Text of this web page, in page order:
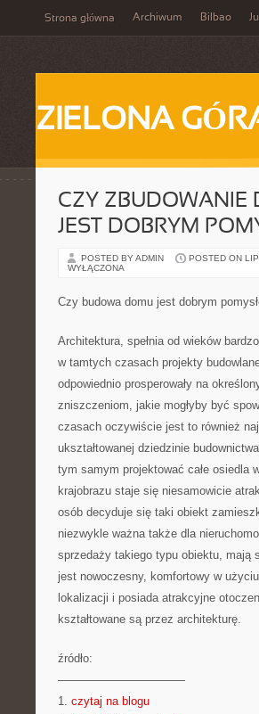
Strona główna Archiwum Bilbao
ZIELONA
CZY ZBUDOWANIE
JEST DOBRYM
POSTED BY ADMIN POSTED ON
WYŁĄCZONA
Czy budowa domu jest dobrym
Architektura, spełnia od wieków
w tamtych czasach projekty
odpowiednio prosperowały na
zniszczeniom, jakie mogłyby być
czasach oczywiście jest to również
ukształtowanej dziedzinie
tym samym projektować całe
krajobrazu staje się niesamowicie
osób decyduje się taki obiekt
niezwykle ważna także dla
sprzedaży takiego typu obiektu, mają
jest nowoczesny, komfortowy w
lokalizacji i posiada atrakcyjne
kształtowane są przez architekturę.
źródło:
———————————
1. czytaj na blogu